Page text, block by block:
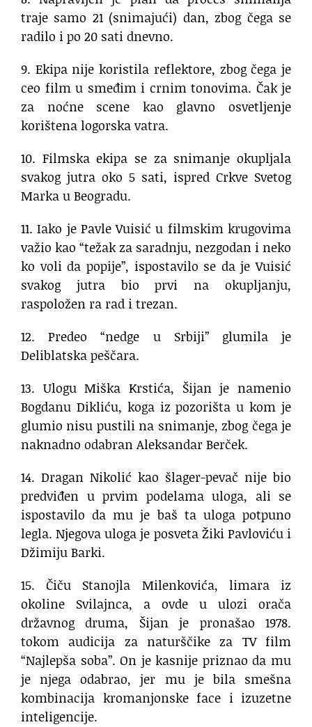
traje samo 21 (snimajući) dan, zbog čega se
radilo i po 20 sati dnevno.
9. Ekipa nije koristila reflektore, zbog čega je
ceo film u smeđim i crnim tonovima. Čak je
za noćne scene kao glavno osvetljenje
korištena logorska vatra.
10. Filmska ekipa se za snimanje okupljala
svakog jutra oko 5 sati, ispred Crkve Svetog
Marka u Beogradu.
11. Iako je Pavle Vuisić u filmskim krugovima
važio kao “težak za saradnju, nezgodan i neko
ko voli da popije”, ispostavilo se da je Vuisić
svakog jutra bio prvi na okupljanju,
raspoložen ra rad i trezan.
12. Predeo “nedge u Srbiji” glumila je
Deliblatska peščara.
13. Ulogu Miška Krstića, Šijan je namenio
Bogdanu Dikliću, koga iz pozorišta u kom je
glumio nisu pustili na snimanje, zbog čega je
naknadno odabran Aleksandar Berček.
14. Dragan Nikolić kao šlager-pevač nije bio
predviđen u prvim podelama uloga, ali se
ispostavilo da mu je baš ta uloga potpuno
legla. Njegova uloga je posveta Žiki Pavloviću i
Džimiju Barki.
15. Čiču Stanojla Milenkovića, limara iz
okoline Svilajnca, a ovde u ulozi orača
državnog druma, Šijan je pronašao 1978.
tokom audicija za naturščike za TV film
“Najlepša soba”. On je kasnije priznao da mu
je njega odabrao, jer mu je bila smešna
kombinacija kromanjonske face i izuzetne
inteligencije.